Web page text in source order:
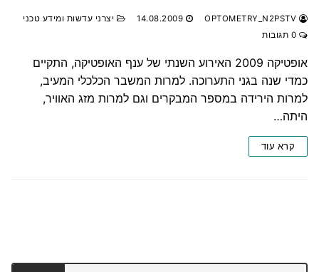
14.08.2009
יצרני עדשות ומידע טכני
אופטיקה 2009 האירוע השנתי של ענף האופטיקה, התקיים
כמדי שנה בגני התערוכה. למרות המשבר הכלכלי המעיב,
למרות הירידה במספר המבקרים וגם למרות מזג האוויר,
היתה…
קרא עוד